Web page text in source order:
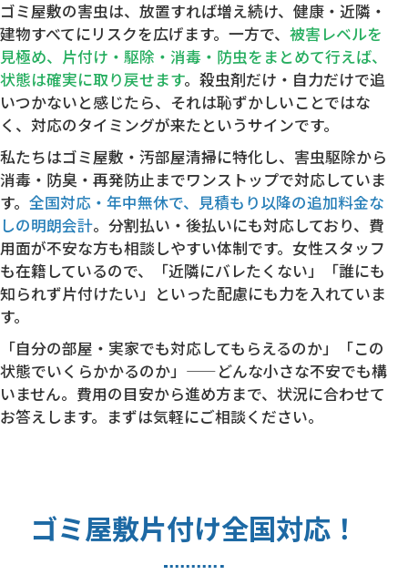
ゴミ屋敷の害虫は、放置すれば増え続け、健康・近隣・
建物すべてにリスクを広げます。一方で、 被害レベルを
見極め、片付け・駆除・消毒・防虫をまとめて行えば、
状態は確実に取り戻せます。殺虫剤だけ・自力だけで追
いつかないと感じたら、それは恥ずかしいことではな
く、対応のタイミングが来たというサインです。
私たちはゴミ屋敷・汚部屋清掃に特化し、害虫駆除から
消毒・防臭・再発防止までワンストップで対応していま
す。 全国対応・年中無休で、見積もり以降の追加料金な
しの明朗会計。分割払い・後払いにも対応しており、費
用面が不安な方も相談しやすい体制です。女性スタッフ
も在籍しているので、「近隣にバレたくない」「誰にも
知られず片付けたい」といった配慮にも力を入れていま
す。
「自分の部屋・実家でも対応してもらえるのか」「この
状態でいくらかかるのか」——どんな小さな不安でも構
いません。費用の目安から進め方まで、状況に合わせて
お答えします。まずは気軽にご相談ください。
ゴミ屋敷片付け全国対応！